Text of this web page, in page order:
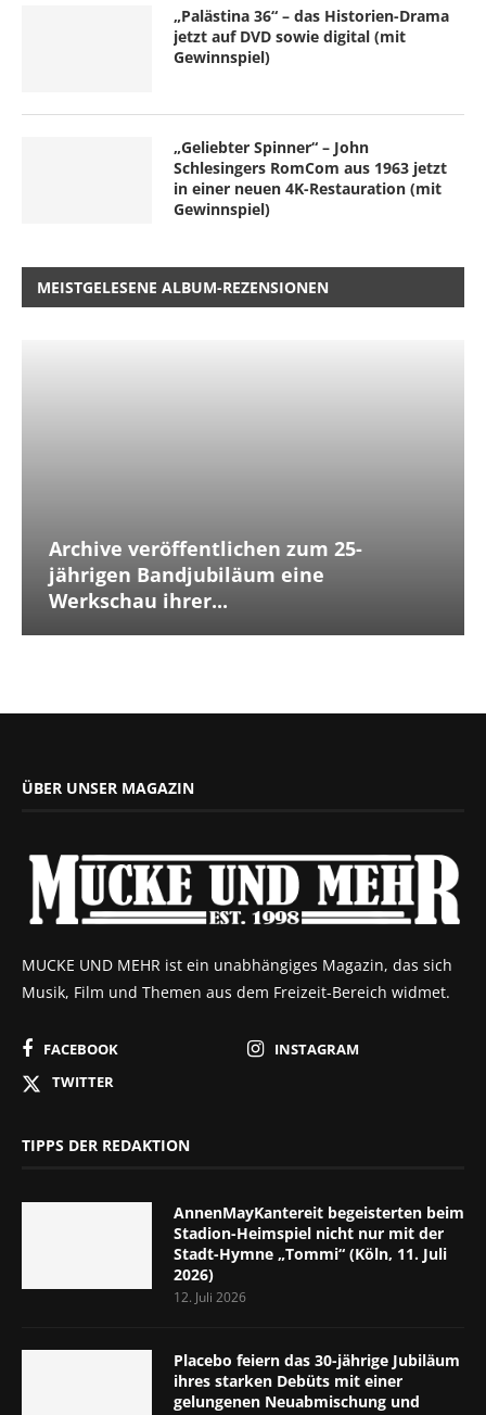
„Palästina 36“ – das Historien-Drama
jetzt auf DVD sowie digital (mit
Gewinnspiel)
„Geliebter Spinner“ – John
Schlesingers RomCom aus 1963 jetzt
in einer neuen 4K-Restauration (mit
Gewinnspiel)
MEISTGELESENE ALBUM-REZENSIONEN
Archive veröffentlichen zum 25-
jährigen Bandjubiläum eine
Werkschau ihrer...
ÜBER UNSER MAGAZIN
MUCKE UND MEHR ist ein unabhängiges Magazin, das sich
Musik, Film und Themen aus dem Freizeit-Bereich widmet.
FACEBOOK
INSTAGRAM
TWITTER
TIPPS DER REDAKTION
AnnenMayKantereit begeisterten beim
Stadion-Heimspiel nicht nur mit der
Stadt-Hymne „Tommi“ (Köln, 11. Juli
2026)
12. Juli 2026
Placebo feiern das 30-jährige Jubiläum
ihres starken Debüts mit einer
gelungenen Neuabmischung und